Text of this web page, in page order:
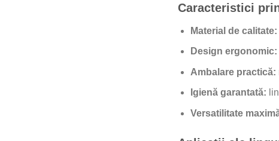
Caracteristici
Material de calitate:
Design ergonomic:
Ambalare practică:
Igienă garantată:
Versatilitate